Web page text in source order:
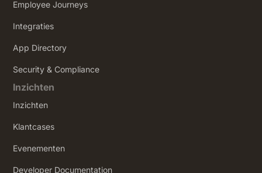
Employee Journeys
Integraties
App Directory
Security & Compliance
Inzichten
Inzichten
Klantcases
Evenementen
Developer Documentation